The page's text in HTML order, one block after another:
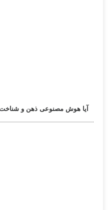
آیا هوش مصنوعی ذهن و